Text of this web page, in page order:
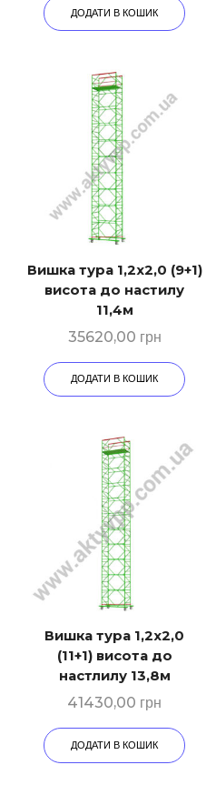
ДОДАТИ В КОШИК
Вишка тура 1,2х2,0 (9+1)
висота до настилу
11,4м
35620,00 грн
ДОДАТИ В КОШИК
Вишка тура 1,2х2,0
(11+1) висота до
настлилу 13,8м
41430,00 грн
ДОДАТИ В КОШИК